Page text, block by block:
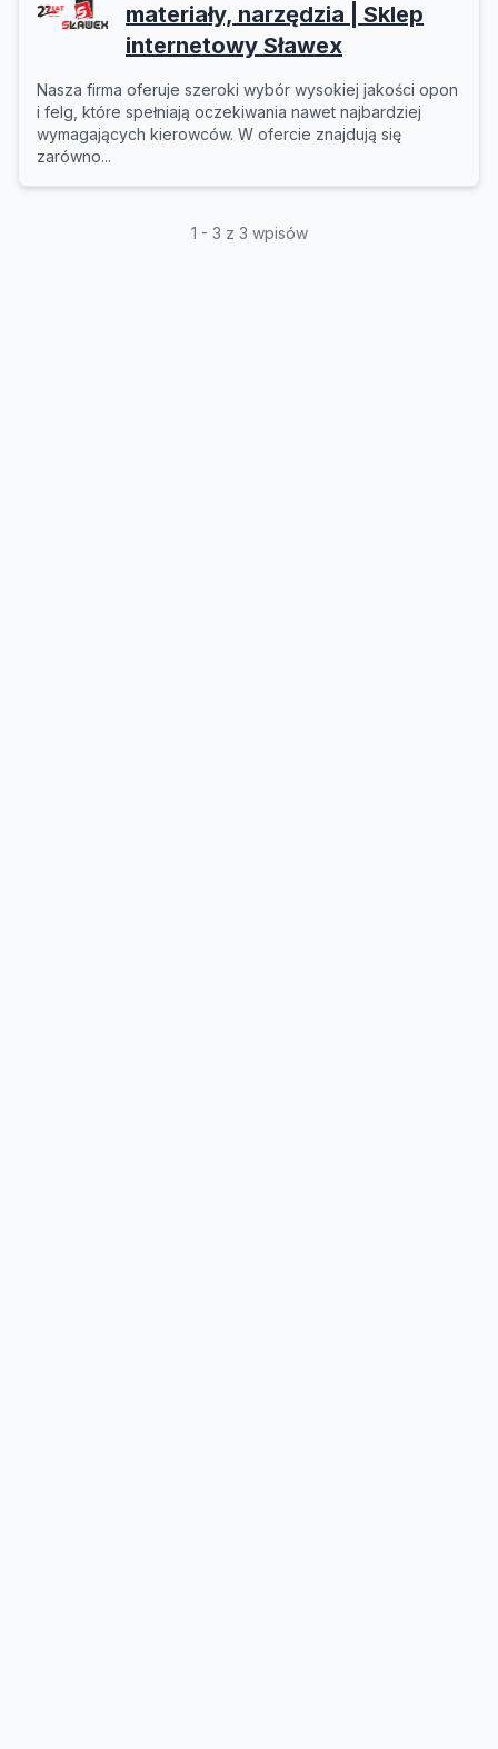
materiały, narzędzia | Sklep
internetowy Sławex
Nasza firma oferuje szeroki wybór wysokiej jakości opon
i felg, które spełniają oczekiwania nawet najbardziej
wymagających kierowców. W ofercie znajdują się
zarówno...
1 - 3 z 3 wpisów